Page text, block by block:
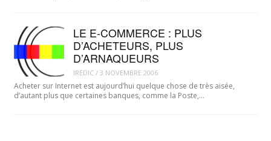
LE E-COMMERCE : PLUS
D’ACHETEURS, PLUS
D’ARNAQUEURS
IREDIC/ 3 NOVEMBRE 2006
Acheter sur Internet est aujourd’hui quelque chose de très aisée,
d’autant plus que certaines banques, comme la Poste,…